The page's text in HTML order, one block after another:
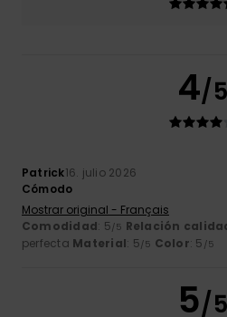
4/5
Patrick16. julio 2026
Cómodo
Mostrar original - Français
Comodidad: 5/5 Relación
perfecta Material: 5/5 Color: 5 /5
5/5